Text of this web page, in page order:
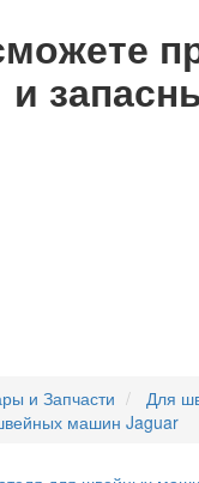
и
и Запчасти Для
машин Jaguar